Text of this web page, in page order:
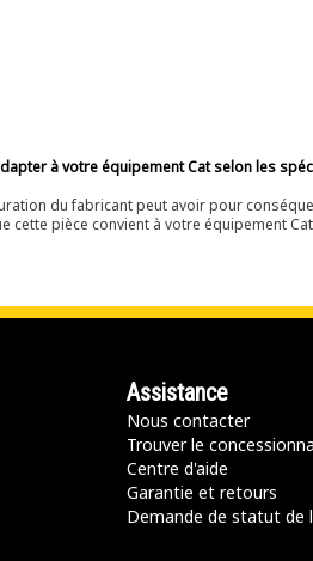
à votre équipement Cat selon les
du fabricant peut avoir pour
cette pièce convient à votre équipement
Assistance
Nous contacter
Trouver le
Centre d'aide
Garantie et retours
Demande de statut de